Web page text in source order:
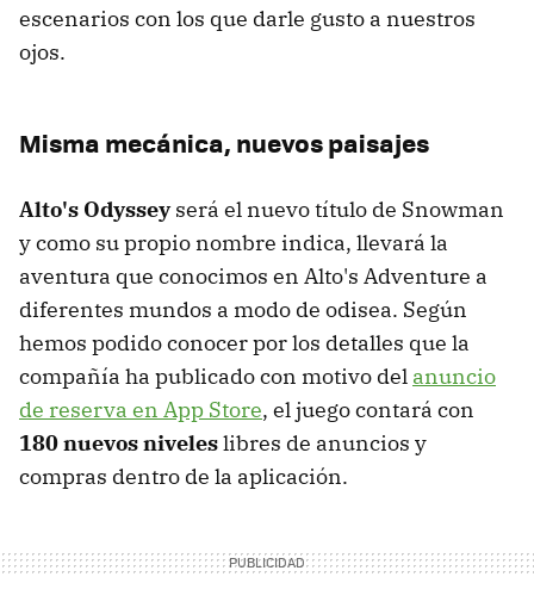
escenarios con los que darle gusto a nuestros
ojos.
Misma mecánica, nuevos paisajes
Alto's Odysseyserá el nuevo título de Snowman
y como su propio nombre indica, llevará la
aventura que conocimos en Alto's Adventure a
diferentes mundos a modo de odisea. Según
hemos podido conocer por los detalles que la
compañía ha publicado con motivo del anuncio
de reserva en App Store, el juego contará con
180 nuevos niveleslibres de anuncios y
compras dentro de la aplicación.